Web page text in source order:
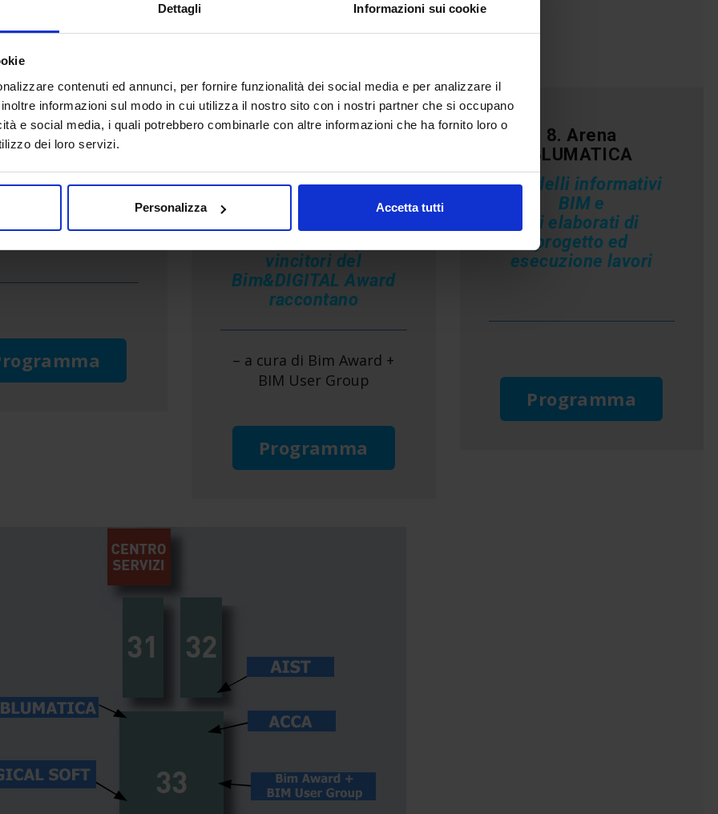
Dettagli Informazioni sui cookie
contenuti ed annunci, per fornire funzionalità dei social media e per analizzare il
informazioni sul modo in cui utilizza il nostro sito con i nostri partner che si occupano
e social media, i quali potrebbero combinarle con altre informazioni che ha fornito loro o
dei loro servizi.
Personalizza Accetta tutti
6. Arena
SOFT
BIM per la
7. BIM,
progettazione
parametrica BIM
vincitori del
Bim&DIGITAL Award
raccontano
– a cura di Bim Award +
BIM User Group
Programma
8. Arena
BLUMATICA
I modelli informativi
BIM e
gli elaborati di
progetto ed
esecuzione lavori
Programma